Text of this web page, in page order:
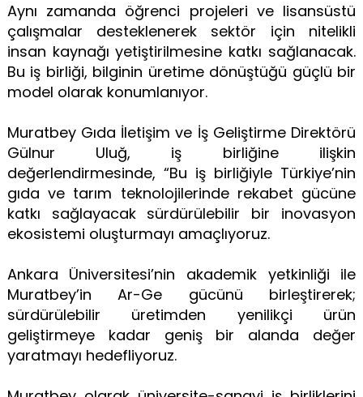
Aynı zamanda öğrenci projeleri ve lisansüstü
çalışmalar desteklenerek sektör için nitelikli
insan kaynağı yetiştirilmesine katkı sağlanacak.
Bu iş birliği, bilginin üretime dönüştüğü güçlü bir
model olarak konumlanıyor.
Muratbey Gıda İletişim ve İş Geliştirme Direktörü
Gülnur Uluğ, iş birliğine ilişkin
değerlendirmesinde, “Bu iş birliğiyle Türkiye’nin
gıda ve tarım teknolojilerinde rekabet gücüne
katkı sağlayacak sürdürülebilir bir inovasyon
ekosistemi oluşturmayı amaçlıyoruz.
Ankara Üniversitesi’nin akademik yetkinliği ile
Muratbey’in Ar-Ge gücünü birleştirerek;
sürdürülebilir üretimden yenilikçi ürün
geliştirmeye kadar geniş bir alanda değer
yaratmayı hedefliyoruz.